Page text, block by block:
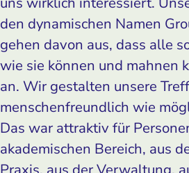
den dynamischen Namen
gehen davon aus, dass alle
wie sie können und mahnen
an. Wir gestalten unsere
menschenfreundlich wie
Das war attraktiv für
akademischen Bereich, aus